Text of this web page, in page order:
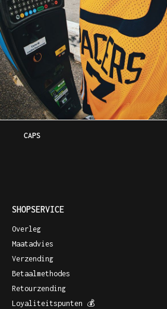
CAPS
SHOPSERVICE
Overleg
Maatadvies
Verzending
Betaalmethodes
Retourzending
Loyaliteitspunten 💰